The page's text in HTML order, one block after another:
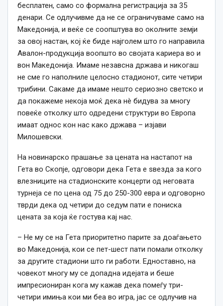
бесплатен, само со формална регистрација за 35
денари. Се одлучивме да не се ограничуваме само на
Македонија, и веќе се соопштува во околните земји
за овој настан, кој ќе биде најголем што го направила
Авалон-продукција воопшто во својата кариера во и
вон Македонија. Имаме незавсна држава и никогаш
не сме го наполниле целосно стадионот, сите четири
трибини. Сакаме да имаме нешто сериозно светско и
да покажеме некоја моќ дека нè бидува за многу
повеќе отколку што одредени структури во Европа
имаат однос кон нас како држава – изјави
Милошевски.
На новинарско прашање за цената на настапот на
Гета во Скопје, одговори дека Гета е ѕвезда за кого
влезниците на стадионските концерти од неговата
турнеја се по цена од 75 до 250-300 евра и одговорно
тврди дека од четири до седум пати е пониска
цената за која ќе гостува кај нас.
– Не му се на Гета приоритетно парите за доаѓањето
во Македонија, кои се пет-шест пати помали отколку
за другите стадиони што ги работи. Едноставно, на
човекот многу му се допадна идејата и беше
импресиониран кога му кажав дека помеѓу три-
четири имиња кои ми беа во игра, јас се одлучив на